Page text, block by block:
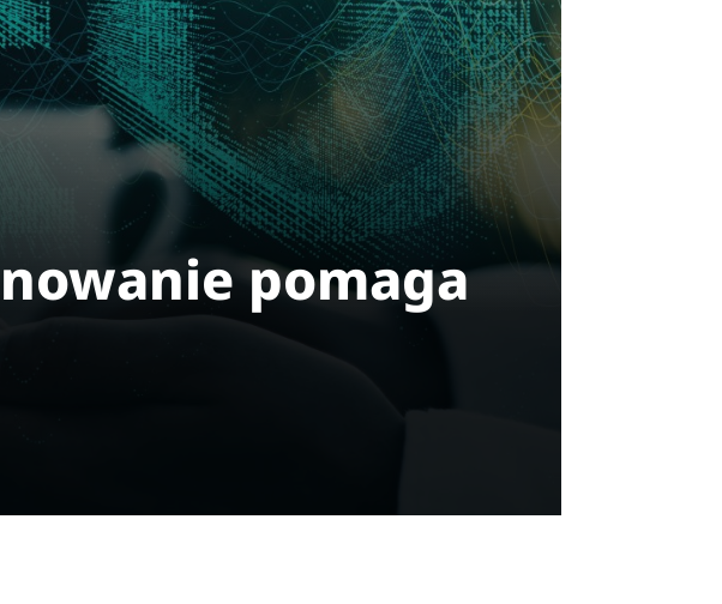
pomaga